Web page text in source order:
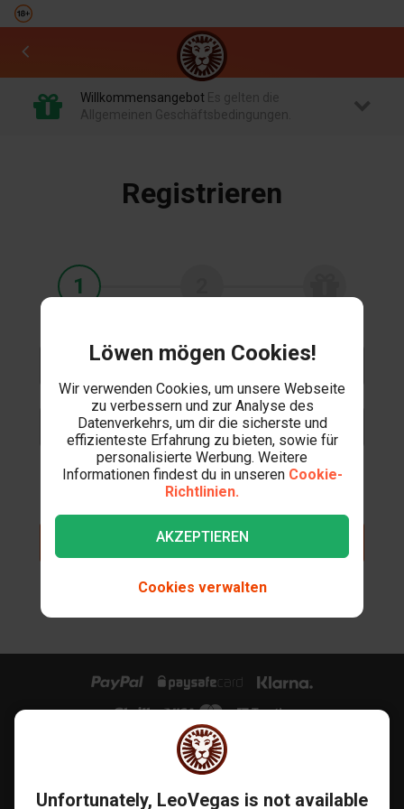
Willkommensangebot Es gelten die
Allgemeinen Geschäftsbedingungen.
Registrieren
1
E-Mail-Adresse
Wähle ein Passwort, das sicher und für andere schwer zu
erraten ist.
Kennwort auswählen
KONTO ERSTELLEN
Du hast schon ein Konto? Logge dich ein
Löwen mögen Cookies!
Wir verwenden Cookies, um unsere Webseite
zu verbessern und zur Analyse des
Datenverkehrs, um dir die sicherste und
effizienteste Erfahrung zu bieten, sowie für
personalisierte Werbung. Weitere
Informationen findest du in unseren Cookie-
Richtlinien.
AKZEPTIEREN
Cookies verwalten
Unfortunately, LeoVegas is not available